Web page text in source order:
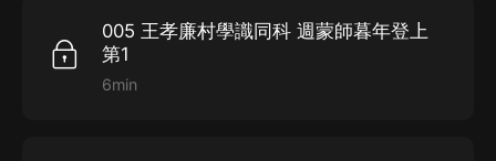
005 王孝廉村學識同科 週蒙師暮年登上
第1
6min